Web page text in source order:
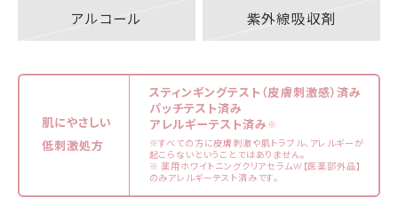
アルコール 紫外線吸収剤
肌にやさしい
低刺激処方
スティンギングテスト（皮膚刺激感）済み
パッチテスト済み
アレルギーテスト済み ※
※すべての方に皮膚刺激や肌トラブル、アレルギーが
起こらないということではありません。
※ 薬用ホワイトニングクリアセラムW【医薬部外品】
のみアレルギーテスト済みです。